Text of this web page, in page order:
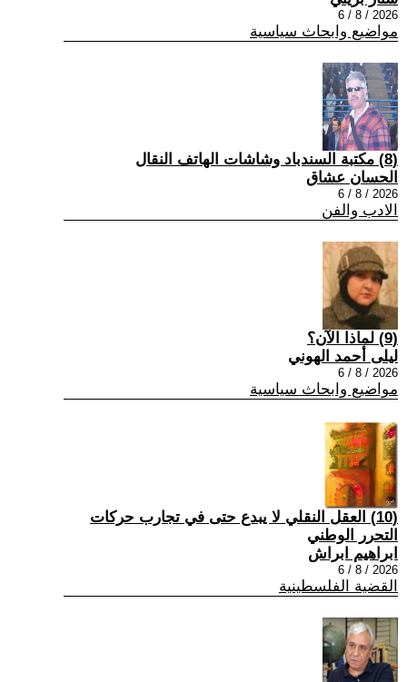
2026 / 8 / 6
مواضيع وابحاث سياسية
(8) مكتبة السندباد وشاشات الهاتف النقال
الحسان عشاق
2026 / 8 / 6
الادب والفن
(9) لماذا الآن؟
ليلى أحمد الهوني
2026 / 8 / 6
مواضيع وابحاث سياسية
(10) العقل النقلي لا يبدع حتى في تجارب حركات
التحرر الوطني
ابراهيم ابراش
2026 / 8 / 6
القضية الفلسطينية